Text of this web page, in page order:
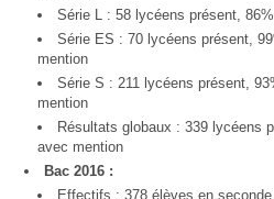
Série L : 58 lycéens présent,
Série ES : 70 lycéens présent,
mention
Série S : 211 lycéens présent,
mention
Résultats globaux : 339 lycéens
avec mention
Bac 2016 :
Effectifs : 378 élèves en